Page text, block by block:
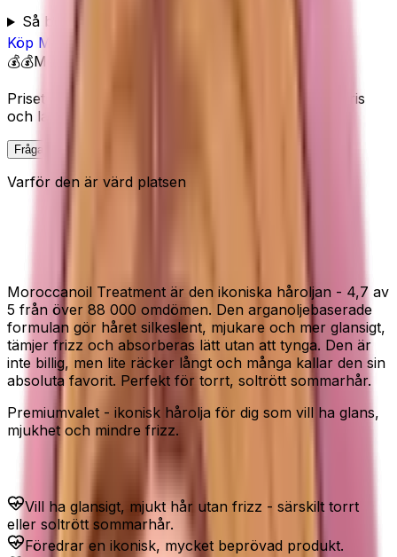
Så bedömer Elin
Köp Moroccanoil
💰💰Mellan
Priset visas inte här eftersom Amazon kan ändra pris
och lagerstatus.
Fråga Elin om denna
Varför den är värd platsen
Den mest beprövade håroljan för
Moroccanoil Treatment är den ikoniska håroljan - 4,7 av
5 från över 88 000 omdömen. Den arganoljebaserade
formulan gör håret silkeslent, mjukare och mer glansigt,
tämjer frizz och absorberas lätt utan att tynga. Den är
inte billig, men lite räcker långt och många kallar den sin
absoluta favorit. Perfekt för torrt, soltrött sommarhår.
Premiumvalet - ikonisk hårolja för dig som vill ha glans,
mjukhet och mindre frizz.
Vill ha glansigt, mjukt hår utan frizz - särskilt torrt
eller soltrött sommarhår.
Föredrar en ikonisk, mycket beprövad produkt.